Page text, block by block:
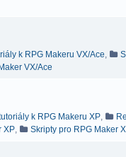
k RPG Makeru VX/Ace,
VX/Ace
k RPG Makeru XP,
XP, Skripty pro RPG Maker